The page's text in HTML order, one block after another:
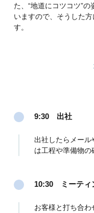
た、“地道にコツコツ”
いますので、そうした
す。
9:30 出社
出社したらメー
は工程や準備物の
10:30 ミーティ
お客様と打ち合わ